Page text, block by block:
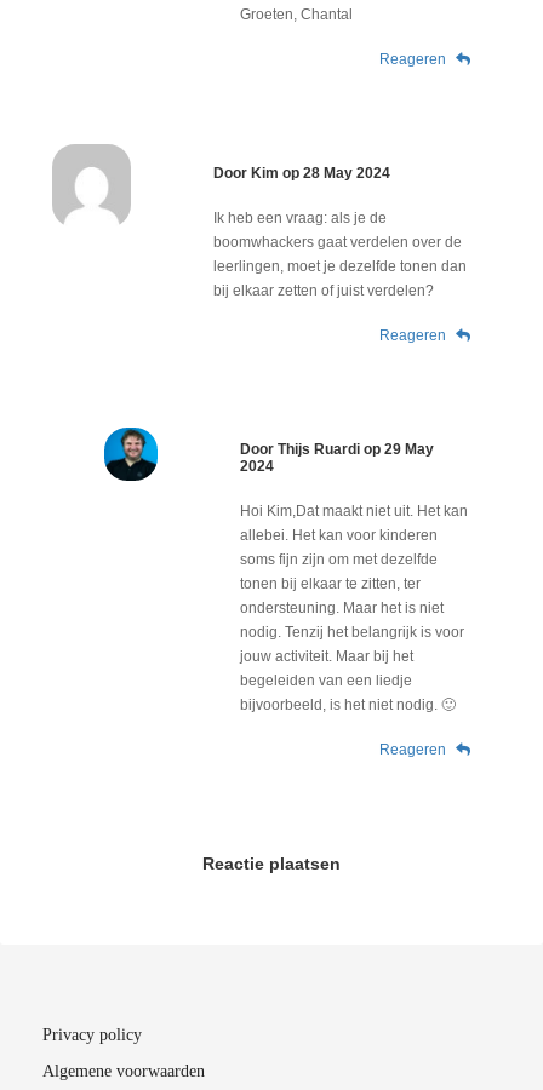
Groeten, Chantal
Reageren
DoorKim op 28 May 2024
Ik heb een vraag: als je de
boomwhackers gaat verdelen over de
leerlingen, moet je dezelfde tonen dan
bij elkaar zetten of juist verdelen?
Reageren
Door Thijs Ruardi op29 May
2024
Hoi Kim,Dat maakt niet uit. Het kan
allebei. Het kan voor kinderen
soms fijn zijn om met dezelfde
tonen bij elkaar te zitten, ter
ondersteuning. Maar het is niet
nodig. Tenzij het belangrijk is voor
jouw activiteit. Maar bij het
begeleiden van een liedje
bijvoorbeeld, is het niet nodig. 🙂
Reageren
Reactie plaatsen
Privacy policy
Algemene voorwaarden